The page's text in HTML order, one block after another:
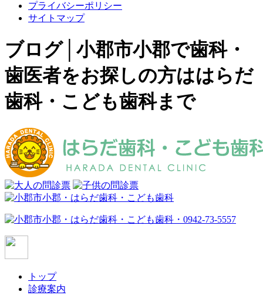
プライバシーポリシー
サイトマップ
ブログ│小郡市小郡で歯科・
歯医者をお探しの方ははらだ
歯科・こども歯科まで
トップ
診療案内